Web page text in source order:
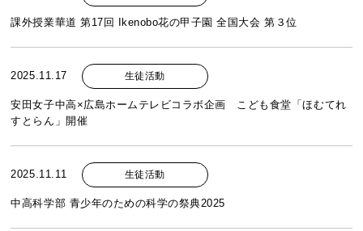
課外授業華道 第17回 Ikenobo花の甲子園 全国大会 第３位
2025.11.17 生徒活動
安田女子中高×広島ホームテレビコラボ企画 こども食堂「ほむてれ
すとらん」開催
2025.11.11 生徒活動
中高科学部 青少年のための科学の祭典2025